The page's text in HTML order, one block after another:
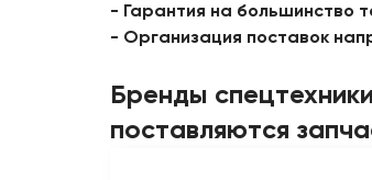
- Гарантия на большинство
- Организация поставок
Бренды
поставляются